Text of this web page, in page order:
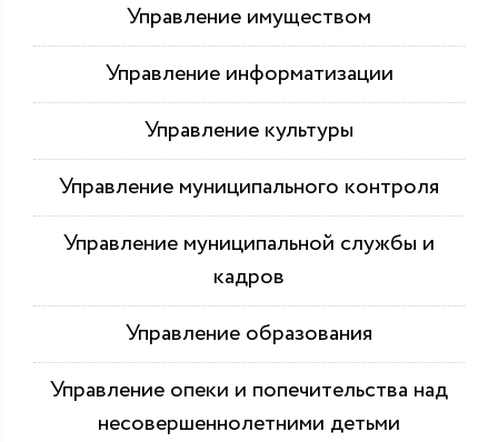
Управление имуществом
Управление информатизации
Управление культуры
Управление муниципального контроля
Управление муниципальной службы и
кадров
Управление образования
Управление опеки и попечительства над
несовершеннолетними детьми